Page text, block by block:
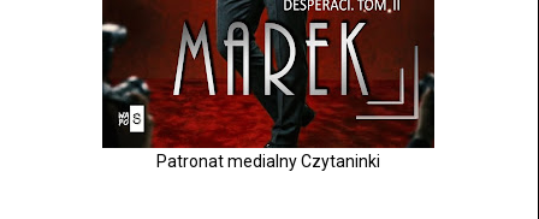
Patronat medialny Czytaninki